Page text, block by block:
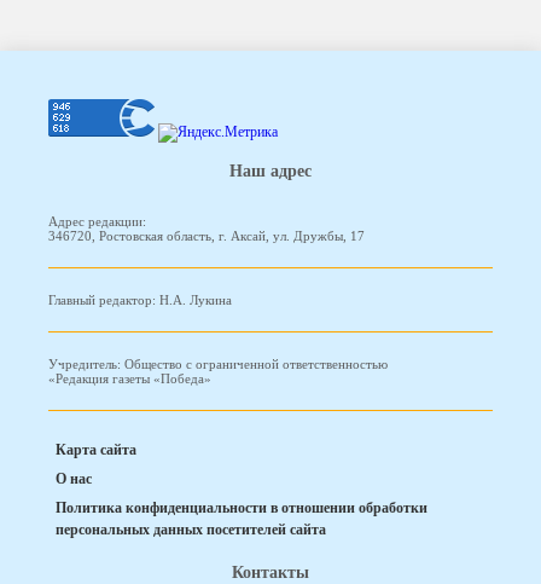
Наш адрес
Адрес редакции:
346720, Ростовская область, г. Аксай, ул. Дружбы, 17
Главный редактор: Н.А. Лукина
Учредитель: Общество с ограниченной ответственностью
«Редакция газеты «Победа»
Карта сайта
О нас
Политика конфиденциальности в отношении обработки
персональных данных посетителей сайта
Контакты